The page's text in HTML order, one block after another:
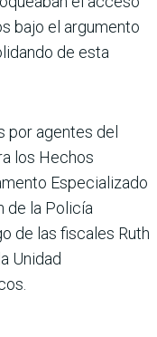
bajo el argumento
de esta
por agentes del
los Hechos
Especializado
de la Policía
de las fiscales Ruth
Unidad